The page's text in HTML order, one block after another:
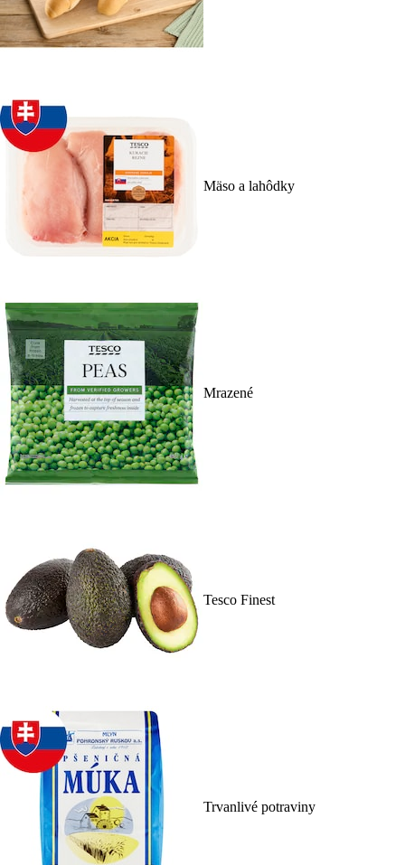
Mäso a lahôdky
Mrazené
Tesco Finest
Trvanlivé potraviny